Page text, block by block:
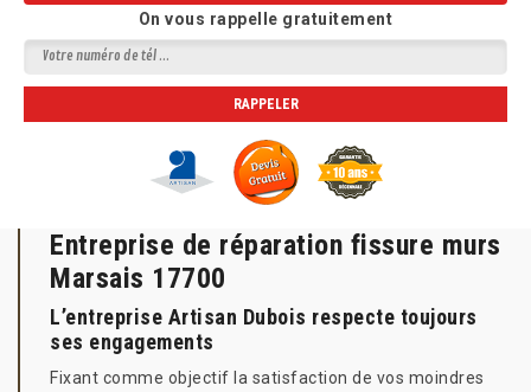
On vous rappelle gratuitement
Entreprise de réparation fissure murs
Marsais 17700
L’entreprise Artisan Dubois respecte toujours
ses engagements
Fixant comme objectif la satisfaction de vos moindres